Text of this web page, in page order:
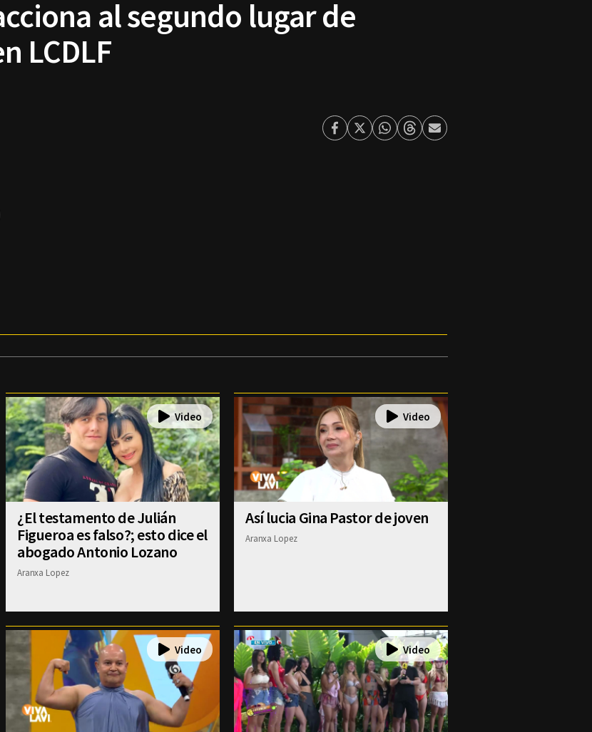
al segundo lugar de
LCDLF
Facebook
TwitterWhatsapp
ThreadsEnviar
¿El testamento de Julián
Figueroa es falso?; esto dice el
abogado Antonio Lozano
Aranxa Lopez
Así lucia Gina Pastor de joven
Aranxa Lopez